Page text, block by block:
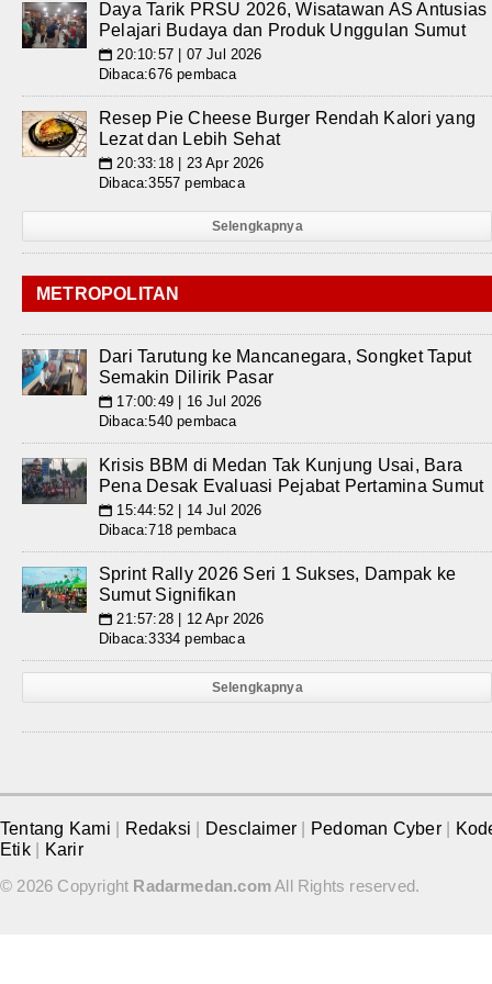
Daya Tarik PRSU 2026, Wisatawan AS Antusias
Pelajari Budaya dan Produk Unggulan Sumut
📅 20:10:57 | 07 Jul 2026
Dibaca:676 pembaca
Resep Pie Cheese Burger Rendah Kalori yang
Lezat dan Lebih Sehat
📅 20:33:18 | 23 Apr 2026
Dibaca:3557 pembaca
Selengkapnya
METROPOLITAN
Dari Tarutung ke Mancanegara, Songket Taput
Semakin Dilirik Pasar
📅 17:00:49 | 16 Jul 2026
Dibaca:540 pembaca
Krisis BBM di Medan Tak Kunjung Usai, Bara
Pena Desak Evaluasi Pejabat Pertamina Sumut
📅 15:44:52 | 14 Jul 2026
Dibaca:718 pembaca
Sprint Rally 2026 Seri 1 Sukses, Dampak ke
Sumut Signifikan
📅 21:57:28 | 12 Apr 2026
Dibaca:3334 pembaca
Selengkapnya
Tentang Kami Redaksi Desclaimer Pedoman Cyber
Etik
Karir
© 2026 Copyright Radarmedan.comAll Rights reserved.